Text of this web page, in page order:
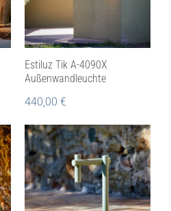
Estiluz Tik A-4090X
Außenwandleuchte
440,00 €